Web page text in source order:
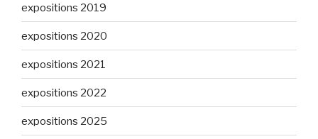
expositions 2019
expositions 2020
expositions 2021
expositions 2022
expositions 2025